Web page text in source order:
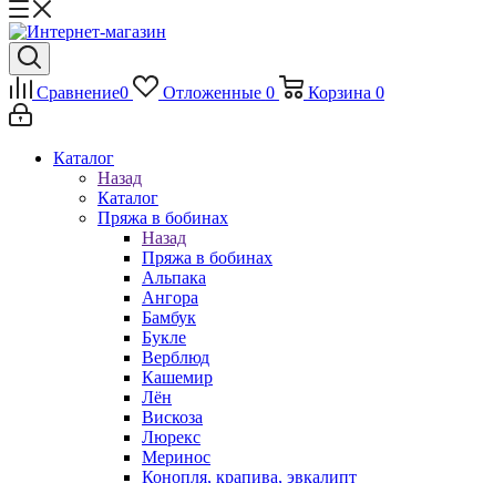
Сравнение0 Отложенные 0 Корзина 0
Каталог
Назад
Каталог
Пряжа в бобинах
Назад
Пряжа в бобинах
Альпака
Ангора
Бамбук
Букле
Верблюд
Кашемир
Лён
Вискоза
Люрекс
Меринос
Конопля, крапива, эвкалипт